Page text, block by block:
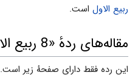
به
به
ربیع الاول است.
مقاله‌های ردهٔ «8 ربیع الاول»
این رده فقط دارای صفحهٔ زیر است.